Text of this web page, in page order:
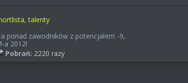
,talenty
ponad zawodników z potencjałem -9,
a 2012!
Pobrań: 2220 razy